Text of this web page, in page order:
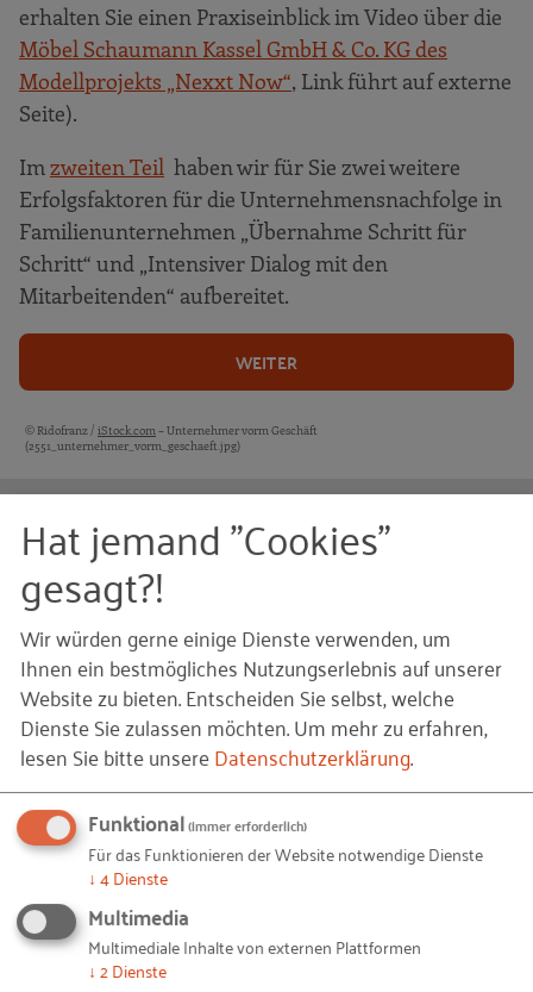
erhalten Sie einen Praxiseinblick im Video über die
Möbel Schaumann Kassel GmbH & Co. KG des
Modellprojekts „Nexxt Now“, Link führt auf externe
Seite).
Im zweiten Teil haben wir für Sie zwei weitere
Erfolgsfaktoren für die Unternehmensnachfolge in
Familienunternehmen „Übernahme Schritt für
Schritt“ und „Intensiver Dialog mit den
Mitarbeitenden“ aufbereitet.
WEITER
Bildquellen und Copyright-Hinweise
© Ridofranz / iStock.com – Unternehmer vorm Geschäft
(2551_unternehmer_vorm_geschaeft.jpg)
Bleiben Sie auf dem Laufenden!
Mit unseren RKW Alerts bleiben Sie immer auf dem
Laufenden. Wir informieren Sie automatisch und
kostenlos, sobald es etwas Neues zum Projekt
Unternehmensnachfolge
Alles, was Sie dafür brauchen, ist eine E-Mail-
Adresse und 10 Sekunden Zeit.
IHRE E-MAIL-ADRESSE
Hat jemand "Cookies"
gesagt?!
Wir würden gerne einige Dienste verwenden, um
Ihnen ein bestmögliches Nutzungserlebnis auf unserer
Website zu bieten. Entscheiden Sie selbst, welche
Dienste Sie zulassen möchten.Um mehr zu erfahren,
lesen Sie bitte unsereDatenschutzerklärung.
Funktional(immer erforderlich)
Für das Funktionieren der Website notwendige Dienste
↓ 4Dienste
Multimedia
Multimediale Inhalte von externen Plattformen
↓ 2Dienste